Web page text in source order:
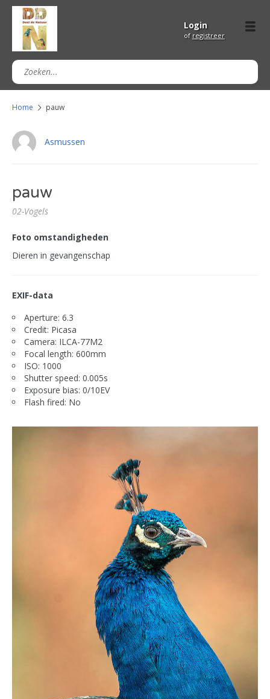
Login
of registreer
Home pauw
Asmussen
pauw
02-Vogels
Foto omstandigheden
Dieren in gevangenschap
EXIF-data
Aperture: 6.3
Credit: Picasa
Camera: ILCA-77M2
Focal length: 600mm
ISO: 1000
Shutter speed: 0.005s
Exposure bias: 0/10EV
Flash fired: No